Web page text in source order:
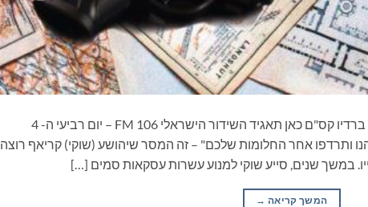
ספרים סופרים ומה שביניהם – תכנית ראיונות ברדיו קס"ם כאן תאגיד השידור הישראלי 106 FM – יום רביעי ה- 4
תיהנו ותרדפו אחר החלומות שלכם" – זה המסר שיהושע (שוקי) קריאף רוצה
במשך שנים, סייע שוקי למנוע עשרות עסקאות סמים […]
המשך קריאה →